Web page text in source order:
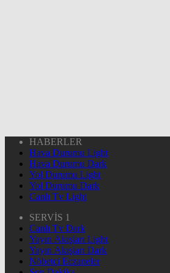
HABERLER
Hava Durumu Light
Hava Durumu Dark
Yol Durumu Light
Yol Durumu Dark
Canlı Tv Light
SERVİS 1
Canlı Tv Dark
Yayın Akışları Light
Yayın Akışları Dark
Nöbetçi Eczaneler